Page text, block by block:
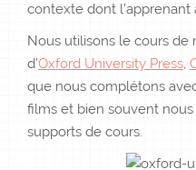
contexte dont l’apprenant
Nous utilisons le cours de
d’Oxford University Press,
que nous complétons
films et bien souvent
supports de cours.